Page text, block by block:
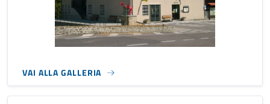
VAI ALLA GALLERIA